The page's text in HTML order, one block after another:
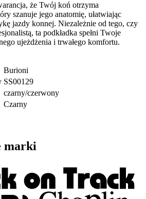
że Twój koń otrzyma
szanuje jego anatomię, ułatwiając
jazdy konnej. Niezależnie od tego, czy
ta podkładka spełni Twoje
ujeżdżenia i trwałego komfortu.
Burioni
SS00129
czarny/czerwony
Czarny
marki